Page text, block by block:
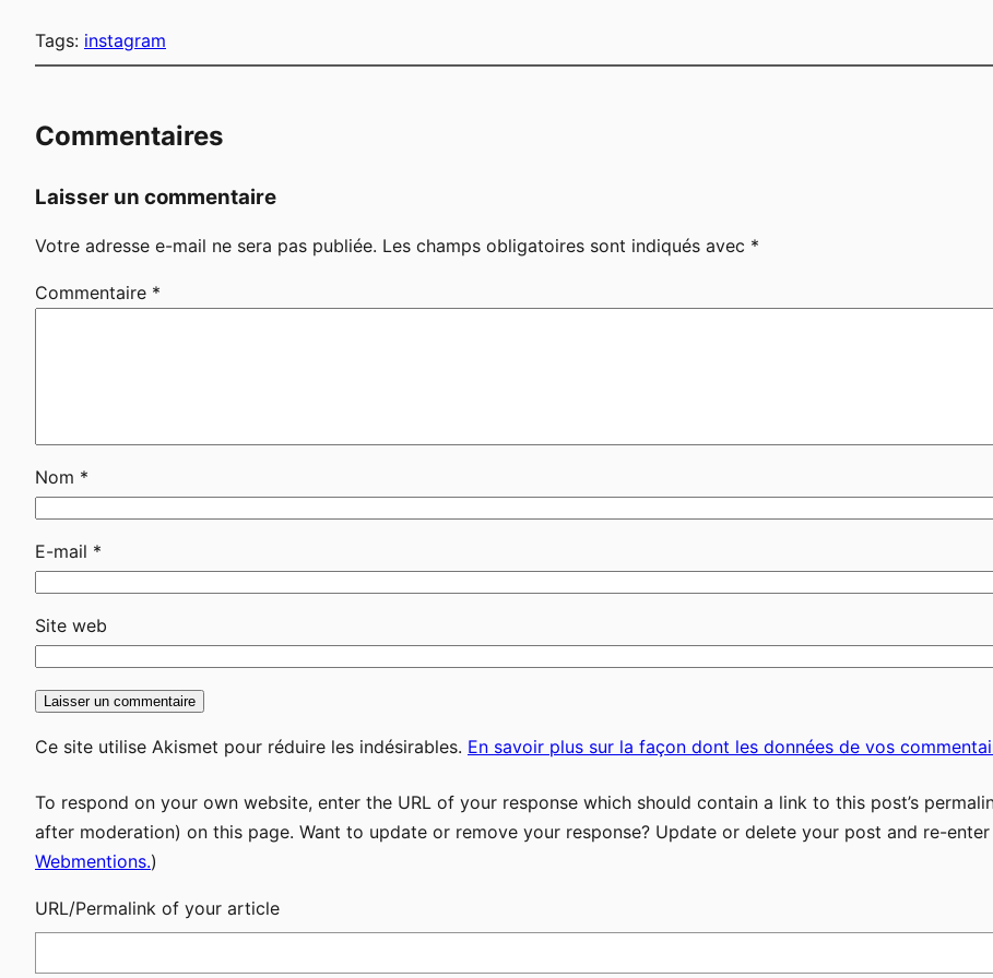
Tags: instagram
Commentaires
Laisser un commentaire
Votre adresse e-mail ne sera pas publiée. Les champs obligatoires sont indiqués avec *
Commentaire *
Nom *
E-mail *
Site web
Ce site utilise Akismet pour réduire les indésirables. En savoir plus sur la façon dont les données de vos
To respond on your own website, enter the URL of your response which should contain a link to this post’s
after moderation) on this page. Want to update or remove your response? Update or delete your post and re-enter
Webmentions.)
URL/Permalink of your article